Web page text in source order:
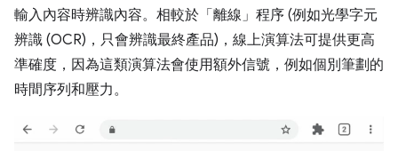
輸入內容時辨識內容。相較於「離線」程序 (例如光學字元
辨識 (OCR)，只會辨識最終產品)，線上演算法可提供更高
準確度，因為這類演算法會使用額外信號，例如個別筆劃的
時間序列和壓力。